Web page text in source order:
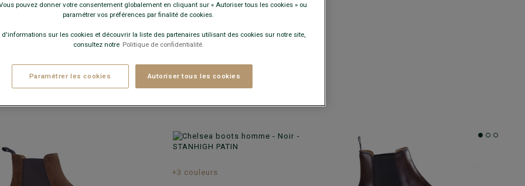
DERBY BOOTS HOMME - COGNAC -
Chaussure semelle gomme - bout rond
169,00 €
sur la 2e paire ville ou détente au choix
+3 couleurs
pouvez donner votre consentement globalement en cliquant sur « Autoriser tous les cookies » ou
paramétrer vos préférences par finalité de cookies.
d'informations sur les cookies et découvrir la liste des partenaires utilisant des cookies sur notre site,
consultez notre Politique de confidentialité.
Paramétrer les cookies Autoriser tous les cookies